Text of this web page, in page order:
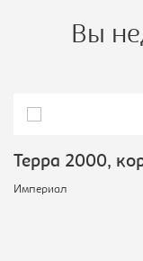
Вы
Терра 2000,
Империал